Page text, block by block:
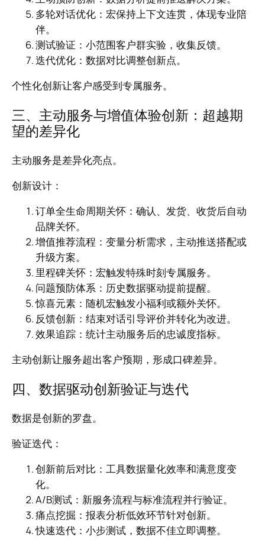
多轮对话优化：宏保持上下文连贯，体现专业陪
伴。
测试验证：小范围客户群实验，收集反馈。
迭代优化：数据对比调整创新点。
个性化创新让客户感受到专属服务。
三、主动服务与增值体验创新：超越期
望的差异化
主动服务是差异化亮点。
创新设计：
订单全生命周期关怀：确认、发货、收货后自动
品牌关怀。
增值推荐流程：变量分析需求，主动推送搭配或
升级方案。
里程碑关怀：宏触发特殊时刻专属服务。
问题预防体系：历史数据驱动提前提醒。
惊喜元素：随机宏触发小福利或额外关怀。
反馈创新：结束对话引导评价并转化为改进。
效果追踪：统计主动服务后的忠诚度指标。
主动创新让服务超出客户预期，形成口碑差异。
四、数据驱动创新验证与迭代
数据是创新的罗盘。
验证迭代：
创新前后对比：工具数据量化效率和满意度变
化。
A/B测试：新服务流程与标准流程并行验证。
痛点挖掘：报表分析低效环节针对创新。
快速迭代：小步测试，数据不佳立即调整。